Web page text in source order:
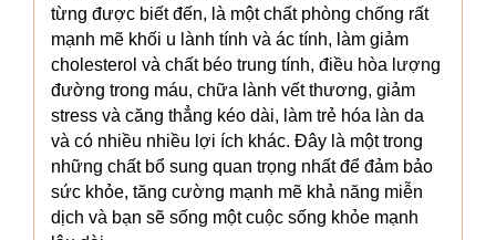
từng được biết đến, là một chất phòng chống rất
mạnh mẽ khối u lành tính và ác tính, làm giảm
cholesterol và chất béo trung tính, điều hòa lượng
đường trong máu, chữa lành vết thương, giảm
stress và căng thẳng kéo dài, làm trẻ hóa làn da
và có nhiều nhiều lợi ích khác. Đây là một trong
những chất bổ sung quan trọng nhất để đảm bảo
sức khỏe, tăng cường mạnh mẽ khả năng miễn
dịch và bạn sẽ sống một cuộc sống khỏe mạnh